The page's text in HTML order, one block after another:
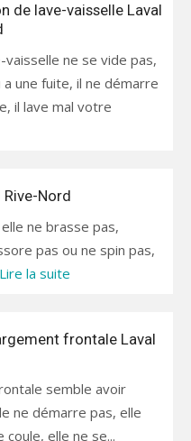
de lave-vaisselle Laval
vaisselle ne se vide pas,
a une fuite, il ne démarre
il lave mal votre
Rive-Nord
ne brasse pas,
pas ou ne spin pas,
Lire la suite
frontale Laval
semble avoir
ne démarre pas, elle
coule, elle ne se...